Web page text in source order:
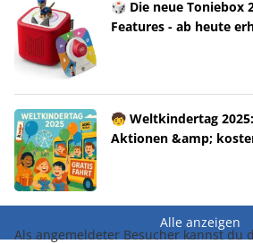
🎲 Die neue Toniebox
Features - ab heute
🧒 Weltkindertag
Aktionen &amp;
Alle anzeigen
Als angemeldeter Besucher kannst du